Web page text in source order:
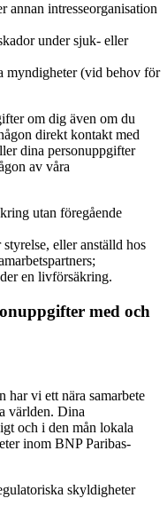
annan intresseorganisation
under sjuk- eller
myndigheter (vid behov för
om dig även om du
direkt kontakt med
dina personuppgifter
av våra
utan föregående
eller anställd hos
en livförsäkring.
med och
har vi ett nära samarbete
världen. Dina
och i den mån lokala
inom BNP Paribas-
skyldigheter